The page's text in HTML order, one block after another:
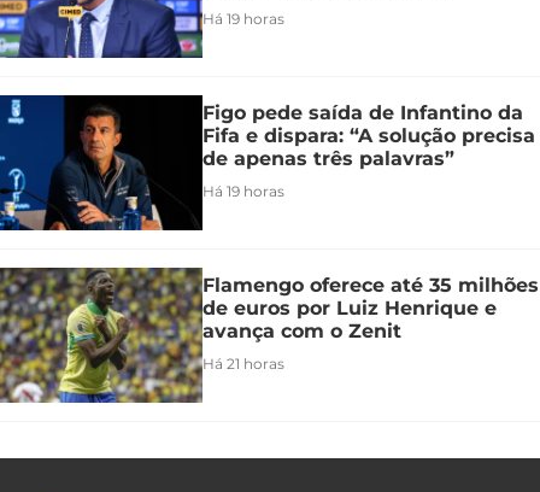
Há 19 horas
Figo pede saída de Infantino da
Fifa e dispara: “A solução precisa
de apenas três palavras”
Há 19 horas
Flamengo oferece até 35 milhões
de euros por Luiz Henrique e
avança com o Zenit
Há 21 horas